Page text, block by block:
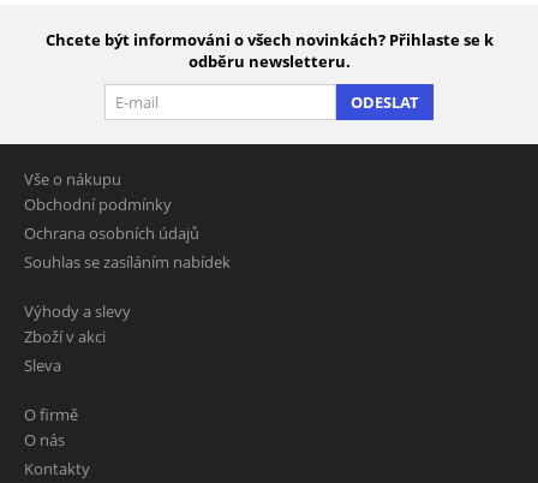
Chcete být informováni o všech novinkách? Přihlaste se k
odběru newsletteru.
ODESLAT
Vše o nákupu
Obchodní podmínky
Ochrana osobních údajů
Souhlas se zasíláním nabídek
Výhody a slevy
Zboží v akci
Sleva
O firmě
O nás
Kontakty